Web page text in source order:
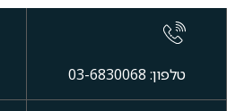
טלפון: 03-6830068